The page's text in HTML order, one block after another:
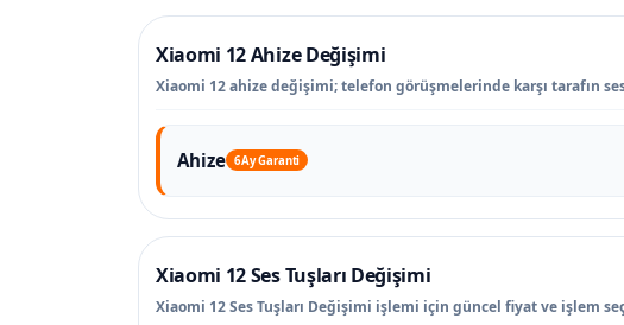
Xiaomi 12 Ahize Değişimi
Xiaomi 12 ahize değişimi; telefon görüşmelerinde karşı tarafın
Ahize 6 Ay Garanti
Xiaomi 12 Ses Tuşları Değişimi
Xiaomi 12 Ses Tuşları Değişimi işlemi için güncel fiyat ve işlem